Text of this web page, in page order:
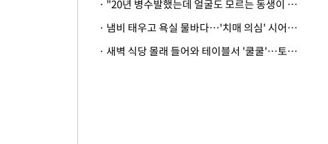
· "20년 병수발했는데 얼굴도 모르는 동생이 유산 절반을"…배다른 형제 상속권 있을까
· 냄비 태우고 욕실 물바다…'치매 의심' 시어머니 검사 권유했다가 '날벼락'
· 새벽 식당 몰래 들어와 테이블서 '쿨쿨'…토사물 남기고 사라진 남성